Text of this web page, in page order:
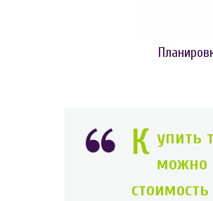
К упить
можно